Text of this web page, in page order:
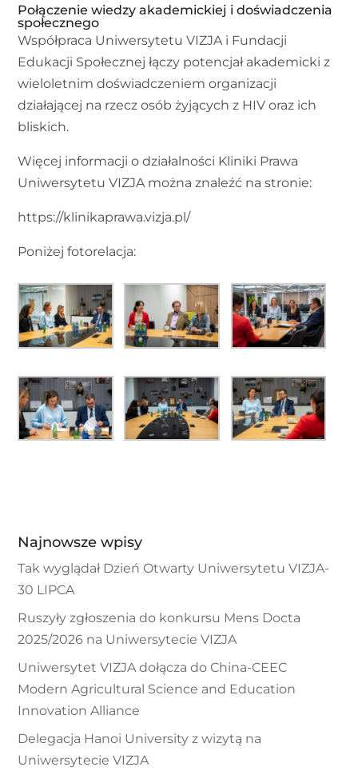
Połączenie wiedzy akademickiej i doświadczenia
społecznego
Współpraca Uniwersytetu VIZJA i Fundacji
Edukacji Społecznej łączy potencjał akademicki z
wieloletnim doświadczeniem organizacji
działającej na rzecz osób żyjących z HIV oraz ich
bliskich.
Więcej informacji o działalności Kliniki Prawa
Uniwersytetu VIZJA można znaleźć na stronie:
https://klinikaprawa.vizja.pl/
Poniżej fotorelacja:
Najnowsze wpisy
Tak wyglądał Dzień Otwarty Uniwersytetu VIZJA-
30 LIPCA
Ruszyły zgłoszenia do konkursu Mens Docta
2025/2026 na Uniwersytecie VIZJA
Uniwersytet VIZJA dołącza do China-CEEC
Modern Agricultural Science and Education
Innovation Alliance
Delegacja Hanoi University z wizytą na
Uniwersytecie VIZJA